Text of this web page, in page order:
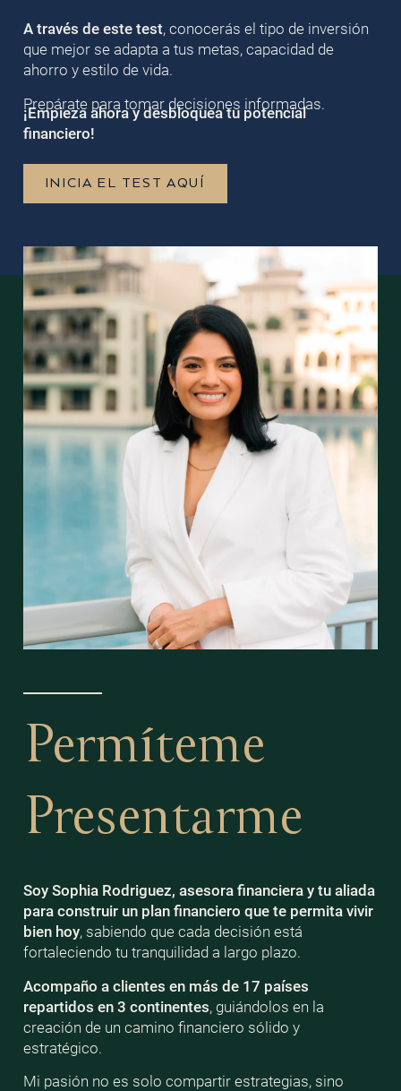
A través de este test, conocerás el tipo de inversión
que mejor se adapta a tus metas, capacidad de
ahorro y estilo de vida.
Prepárate para tomar decisiones informadas.
¡Empieza ahora y desbloquea tu potencial
financiero!
INICIA EL TEST AQUÍ
Permíteme
Presentarme
Soy Sophia Rodriguez, asesora financiera y tu aliada
para construir un plan financiero que te permita vivir
bien hoy, sabiendo que cada decisión está
fortaleciendo tu tranquilidad a largo plazo.
Acompaño a clientes en más de 17 países
repartidos en 3 continentes, guiándolos en la
creación de un camino financiero sólido y
estratégico.
Mi pasión no es solo compartir estrategias, sino